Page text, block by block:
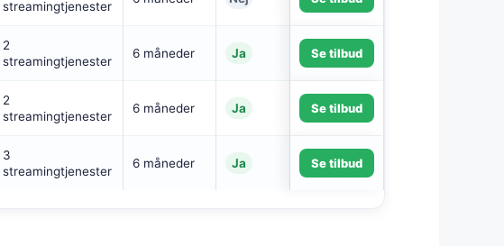
streamingtjenester
2
streamingtjenester
6 måneder Ja Se tilbud
2
streamingtjenester
6 måneder Ja Se tilbud
3
streamingtjenester
6 måneder Ja Se tilbud